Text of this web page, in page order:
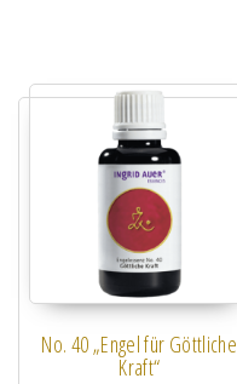
No. 40 „Engel für Göttliche
Kraft“